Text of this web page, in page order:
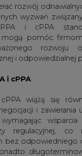
rozwój
wyzwań
PPA i cPPA
mogą pomóc
rozwoju
i odpowiedzialnej
i cPPA
wiążą się
i
regulacyjnej, co
bez odpowiedniego